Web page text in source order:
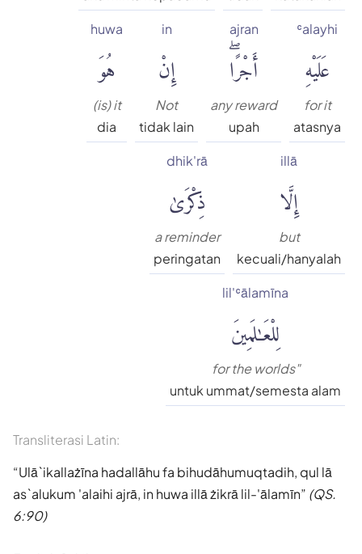
ʿalayhi
عَلَيْهِ
for it
atasnya
ajran
أَجْرًاۖ
any reward
upah
in
إِنْ
Not
tidak lain
huwa
هُوَ
(is) it
dia
illā
إِلَّا
but
kecuali/hanyalah
dhik'rā
ذِكْرَىٰ
a reminder
peringatan
lil'ʿālamīna
لِلْعَٰلَمِينَ
for the worlds"
untuk ummat/semesta alam
Transliterasi Latin:
Ulā`ikallażīna hadallāhu fa bihudāhumuqtadih, qul lā
as`alukum 'alaihi ajrā, in huwa illā żikrā lil-'ālamīn (QS.
6:90)